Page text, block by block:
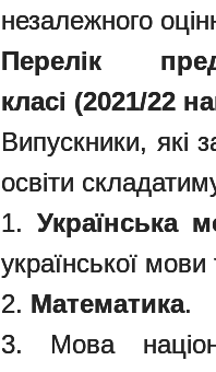
незалежного
Перелік
класі (2021/22
Випускники, які
освіти
1.Українська
української
2. Математика.
3. Мова